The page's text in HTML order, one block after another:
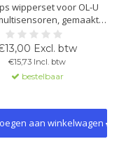
wipperset voor OL-U
gemaakt
hoogwaardig gelakt
Klikt eenvoudig op het
beschikbaar in White,
Excl. btw
€15,73 Incl. btw
bestelbaar
aan winkelwagen